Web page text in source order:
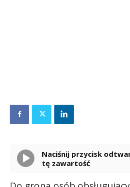
Naciśnij przycisk odtwarzania, aby odsłuchać
tę zawartość